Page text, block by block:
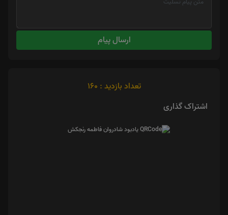
ارسال پیام
تعداد بازدید : 160
اشتراک گذاری